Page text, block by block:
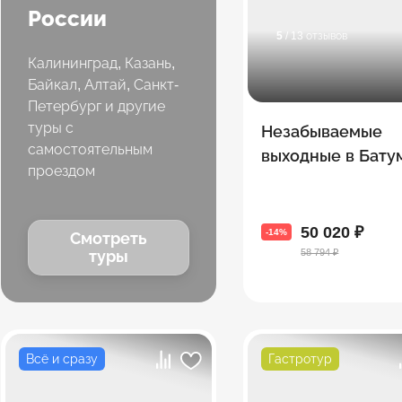
России
Калининград, Казань,
Байкал, Алтай, Санкт-
Петербург и другие
туры с
самостоятельным
проездом
Смотреть
туры
5 / 13 отзывов
Незабываемые
выходные в
-14% 50 020 ₽
58 794 ₽
Всё и сразу Гастротур